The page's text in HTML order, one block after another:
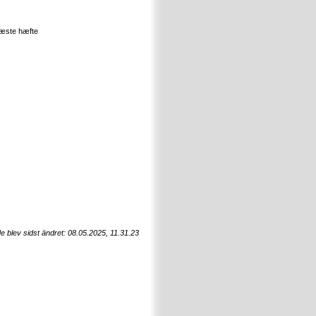
hæfte
blev sidst ändret: 08.05.2025, 11.31.23